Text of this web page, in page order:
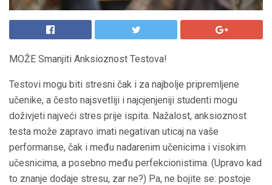
MOŽE Smanjiti Anksioznost Testova!
Testovi mogu biti stresni čak i za najbolje pripremljene
učenike, a često najsvetliji i najcjenjeniji studenti mogu
doživjeti najveći stres prije ispita. Nažalost, anksioznost
testa može zapravo imati negativan uticaj na vaše
performanse, čak i među nadarenim učenicima i visokim
učesnicima, a posebno među perfekcionistima. (Upravo kad
to znanje dodaje stresu, zar ne?) Pa, ne bojite se: postoje